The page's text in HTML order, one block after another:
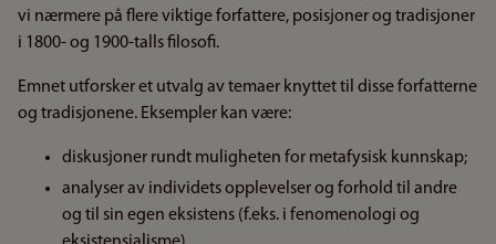
vi nærmere på flere viktige forfattere, posisjoner og tradisjoner
i 1800- og 1900-talls filosofi.
Emnet utforsker et utvalg av temaer knyttet til disse forfatterne
og tradisjonene. Eksempler kan være:
diskusjoner rundt muligheten for metafysisk kunnskap;
analyser av individets opplevelser og forhold til andre
og til sin egen eksistens (f.eks. i fenomenologi og